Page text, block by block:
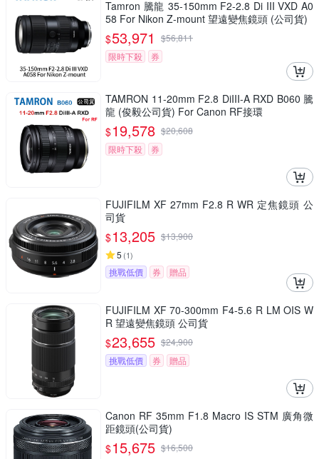
Tamron 騰龍 35-150mm F2-2.8 Di III VXD A0
58 For Nikon Z-mount 望遠變焦鏡頭 (公司貨)
$53,971 $56,811
限時下殺
券
TAMRON 11-20mm F2.8 DiIII-A RXD B060 騰
龍 (俊毅公司貨) For Canon RF接環
$19,578 $20,608
限時下殺
券
FUJIFILM XF 27mm F2.8 R WR 定焦鏡頭 公
司貨
$13,205 $13,900
5 (1)
挑戰低價 券 贈品
FUJIFILM XF 70-300mm F4-5.6 R LM OIS W
R 望遠變焦鏡頭 公司貨
$23,655 $24,900
挑戰低價
券 贈品
Canon RF 35mm F1.8 Macro IS STM 廣角微
距鏡頭(公司貨)
$15,675 $16,500